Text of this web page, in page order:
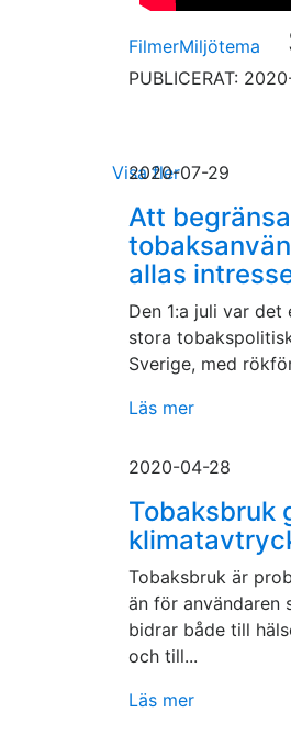
FilmerMiljötema
PUBLICERAT:
2020-07-29
Att begränsa
allas
Den 1:a juli var
stora
Sverige, med
Läs mer
2020-04-28
Tobaksbruk
Tobaksbruk är
än för användaren
bidrar både till
och till...
Läs mer
Visa fler